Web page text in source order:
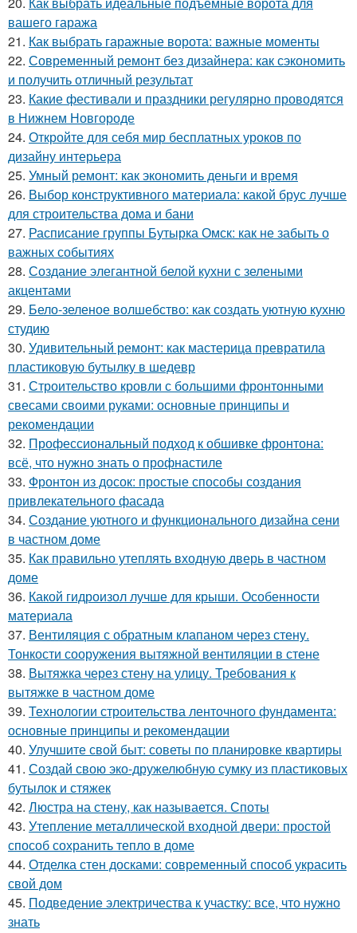
вашего гаража
21. Как выбрать гаражные ворота: важные моменты
22. Современный ремонт без дизайнера: как сэкономить
и получить отличный результат
23. Какие фестивали и праздники регулярно проводятся
в Нижнем Новгороде
24. Откройте для себя мир бесплатных уроков по
дизайну интерьера
25. Умный ремонт: как экономить деньги и время
26. Выбор конструктивного материала: какой брус лучше
для строительства дома и бани
27. Расписание группы Бутырка Омск: как не забыть о
важных событиях
28. Создание элегантной белой кухни с зелеными
акцентами
29. Бело-зеленое волшебство: как создать уютную кухню
студию
30. Удивительный ремонт: как мастерица превратила
пластиковую бутылку в шедевр
31. Строительство кровли с большими фронтонными
свесами своими руками: основные принципы и
рекомендации
32. Профессиональный подход к обшивке фронтона:
всё, что нужно знать о профнастиле
33. Фронтон из досок: простые способы создания
привлекательного фасада
34. Создание уютного и функционального дизайна сени
в частном доме
35. Как правильно утеплять входную дверь в частном
доме
36. Какой гидроизол лучше для крыши. Особенности
материала
37. Вентиляция с обратным клапаном через стену.
Тонкости сооружения вытяжной вентиляции в стене
38. Вытяжка через стену на улицу. Требования к
вытяжке в частном доме
39. Технологии строительства ленточного фундамента:
основные принципы и рекомендации
40. Улучшите свой быт: советы по планировке квартиры
41. Создай свою эко-дружелюбную сумку из пластиковых
бутылок и стяжек
42. Люстра на стену, как называется. Споты
43. Утепление металлической входной двери: простой
способ сохранить тепло в доме
44. Отделка стен досками: современный способ украсить
свой дом
45. Подведение электричества к участку: все, что нужно
знать